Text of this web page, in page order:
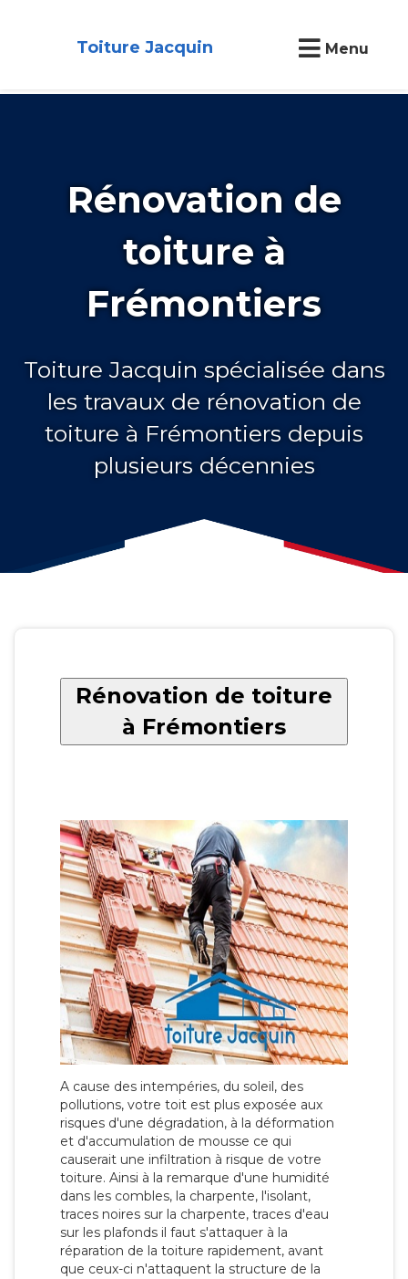
Toiture Jacquin Menu
Rénovation de
toiture à
Frémontiers
Toiture Jacquin spécialisée dans
les travaux de rénovation de
toiture à Frémontiers depuis
plusieurs décennies
Rénovation de toiture
à Frémontiers
A cause des intempéries, du soleil, des
pollutions, votre toit est plus exposée aux
risques d'une dégradation, à la déformation
et d'accumulation de mousse ce qui
causerait une infiltration à risque de votre
toiture. Ainsi à la remarque d'une humidité
dans les combles, la charpente, l'isolant,
traces noires sur la charpente, traces d'eau
sur les plafonds il faut s'attaquer à la
réparation de la toiture rapidement, avant
que ceux-ci n'attaquent la structure de la